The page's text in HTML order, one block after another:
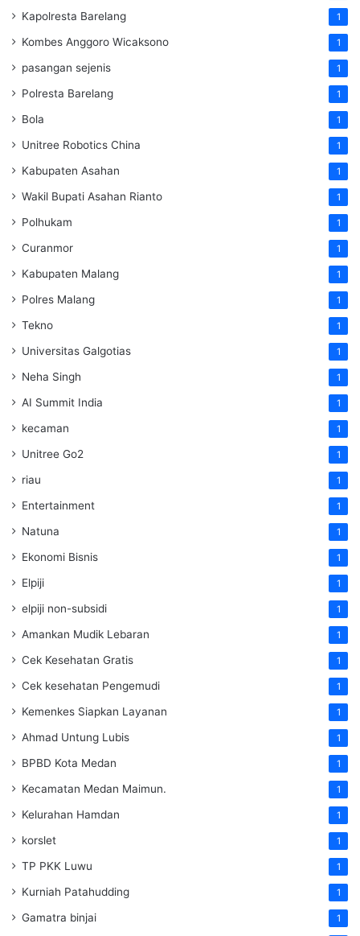
Kapolresta Barelang 1
Kombes Anggoro Wicaksono 1
pasangan sejenis 1
Polresta Barelang 1
Bola 1
Unitree Robotics China 1
Kabupaten Asahan 1
Wakil Bupati Asahan Rianto 1
Polhukam 1
Curanmor 1
Kabupaten Malang 1
Polres Malang 1
Tekno 1
Universitas Galgotias 1
Neha Singh 1
AI Summit India 1
kecaman 1
Unitree Go2 1
riau 1
Entertainment 1
Natuna 1
Ekonomi Bisnis 1
Elpiji 1
elpiji non-subsidi 1
Amankan Mudik Lebaran 1
Cek Kesehatan Gratis 1
Cek kesehatan Pengemudi 1
Kemenkes Siapkan Layanan 1
Ahmad Untung Lubis 1
BPBD Kota Medan 1
Kecamatan Medan Maimun. 1
Kelurahan Hamdan 1
korslet 1
TP PKK Luwu 1
Kurniah Patahudding 1
Gamatra binjai 1